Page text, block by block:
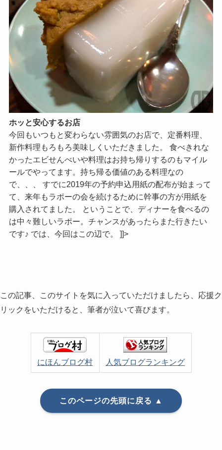
ホッと安心するお店
今回もいつもと変わらない雰囲気のお店で、定番料理、
新作料理もろもろ美味しくいただきました。 食べきれな
かったエビせんべいや料理はお持ち帰りするのもマイル
ールでやってます。持ち帰る価値のある料理なの
で、、、 すでに2019年の予約申込用紙の配布が始まって
て、来年もラポーの会を続けるために幹事の方が用紙を
購入されてました。 ということで、ディナーを食べるの
は中々難しいラポー。チャンスがあったらまた行きたい
です♪ では、今回はこの辺で。 ]]>
この記事、このサイトを気に入っていただけましたら、応援ク
リックをいただけると、筆者が泣いて喜びます。
にほんブログ村 人気ブログランキング
このページの先頭に戻る ▲